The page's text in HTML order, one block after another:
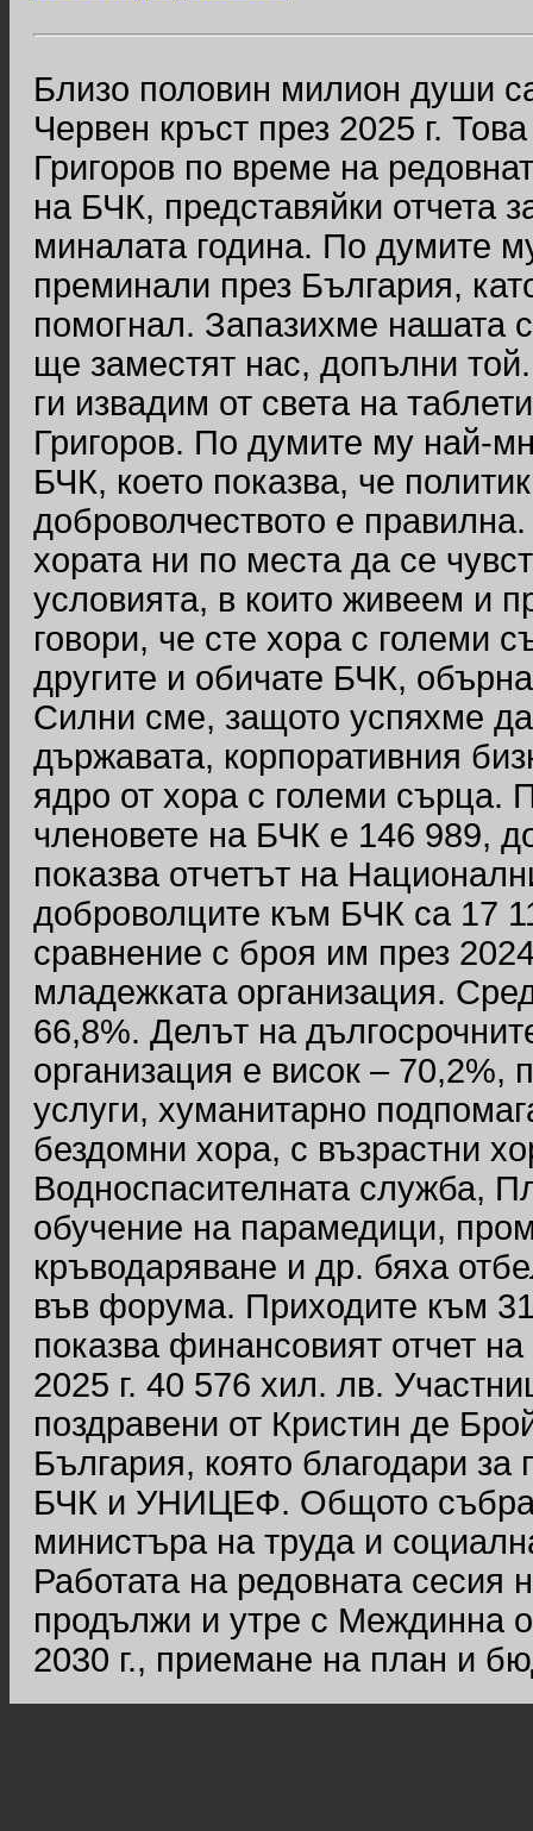
Близо половин милион души
Червен кръст през 2025 г.
Григоров по време на
на БЧК, представяйки отчета
миналата година. По думите
преминали през България,
помогнал. Запазихме нашата
ще заместят нас, допълни
ги извадим от света на
Григоров. По думите му най-
БЧК, което показва, че
доброволчеството е
хората ни по места да се
условията, в които живеем и
говори, че сте хора с големи
другите и обичате БЧК,
Силни сме, защото успяхме
държавата, корпоративния
ядро от хора с големи сърца.
членовете на БЧК е 146 989,
показва отчетът на
доброволците към БЧК са 17
сравнение с броя им през
младежката организация.
66,8%. Делът на
организация е висок – 70,2%,
услуги, хуманитарно
бездомни хора, с възрастни
Водноспасителната служба,
обучение на парамедици,
кръводаряване и др. бяха
във форума. Приходите към
показва финансовият отчет
2025 г. 40 576 хил. лв.
поздравени от Кристин де
България, която благодари
БЧК и УНИЦЕФ. Общото
министъра на труда и
Работата на редовната
продължи и утре с Междинна
2030 г., приемане на план и